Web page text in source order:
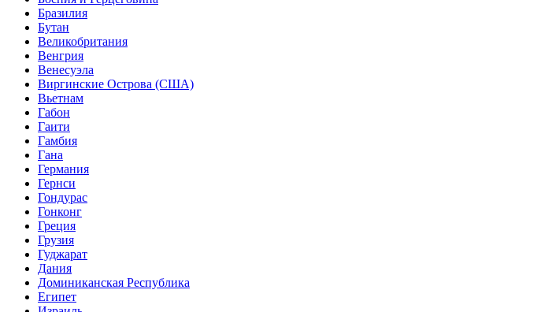
Бразилия
Бутан
Великобритания
Венгрия
Венесуэла
Виргинские Острова (США)
Вьетнам
Габон
Гаити
Гамбия
Гана
Германия
Гернси
Гондурас
Гонконг
Греция
Грузия
Гуджарат
Дания
Доминиканская Республика
Египет